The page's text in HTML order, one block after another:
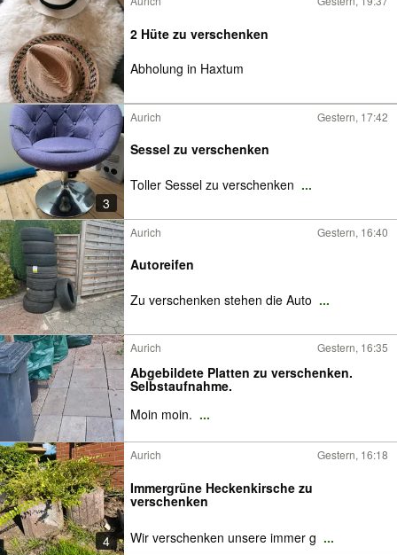
2 Hüte zu verschenken
Abholung in Haxtum
3
Aurich Gestern, 17:42
Sessel zu verschenken
Toller Sessel zu verschenken ...
Aurich Gestern, 16:40
Autoreifen
Zu verschenken stehen die Auto ...
Aurich Gestern, 16:35
Abgebildete Platten zu verschenken.
Selbstaufnahme.
Moin moin. ...
4
Aurich Gestern, 16:18
Immergrüne Heckenkirsche zu
verschenken
Wir verschenken unsere immer g ...